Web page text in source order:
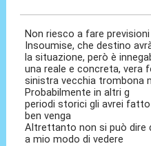
Non riesco a fare
Insoumise, che destino
la situazione, però è
una reale e concreta, vera
sinistra vecchia trombona
Probabilmente in altri g
periodi storici gli avrei
ben venga
Altrettanto non si può dire
a mio modo di vedere